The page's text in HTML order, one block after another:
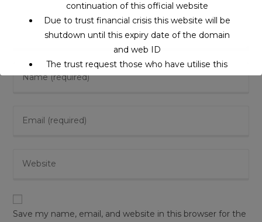
Save my name, email, and website in this browser for the
continuation of this official website
Due to trust financial crisis this website will be
shutdown until this expiry date of the domain
and web ID
The trust request those who have utilise this
service may support to continue this service.